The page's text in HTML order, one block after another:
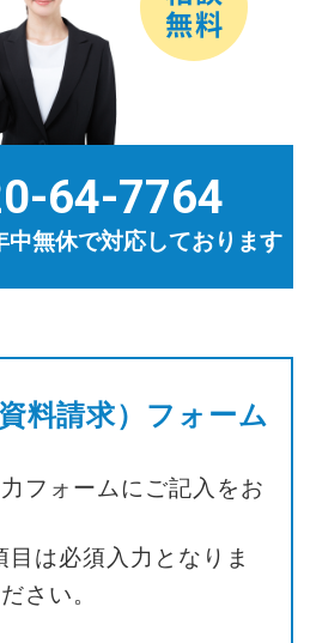
64-7764
中無休で対応しております
料請求）フォーム
フォームにご記入をお
目は必須入力となりま
さい。